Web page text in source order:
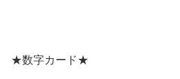
★数字カード★